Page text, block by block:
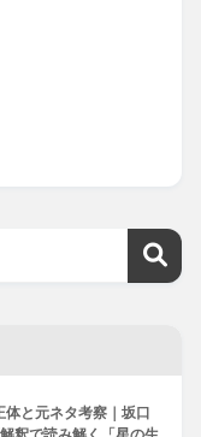
体と元ネタ考察｜坂口